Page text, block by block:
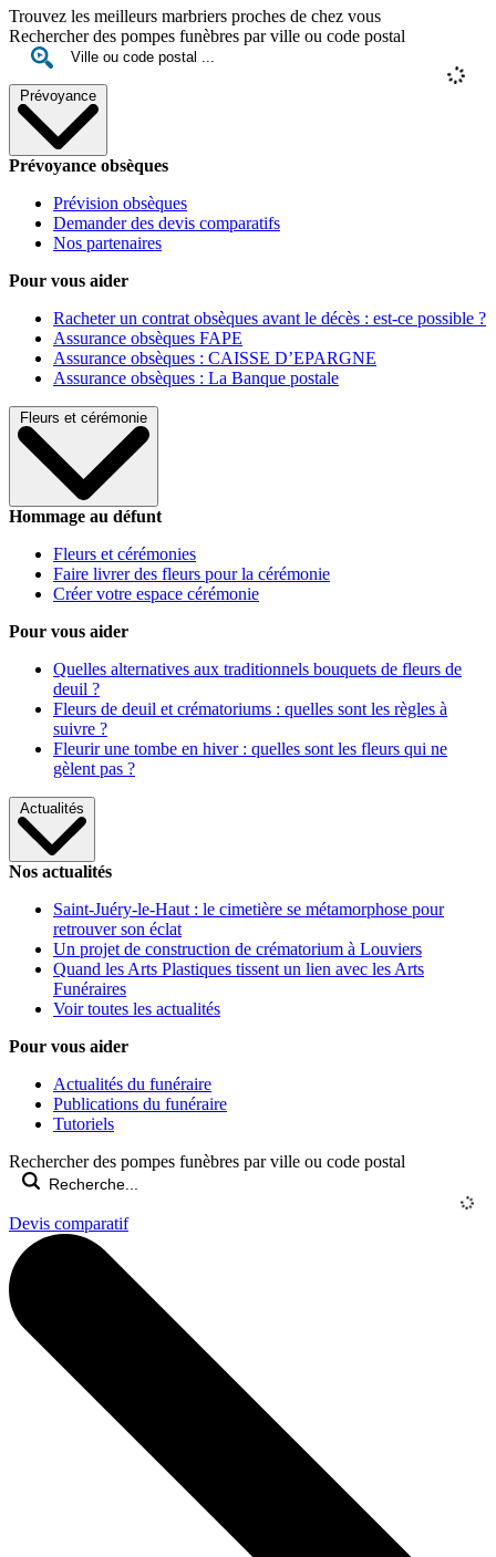
Trouvez les meilleurs marbriers proches de chez vous
Rechercher des pompes funèbres par ville ou code postal
Prévoyance
Prévoyance obsèques
Prévision obsèques
Demander des devis comparatifs
Nos partenaires
Pour vous aider
Racheter un contrat obsèques avant le décès : est-ce possible ?
Assurance obsèques FAPE
Assurance obsèques : CAISSE D’EPARGNE
Assurance obsèques : La Banque postale
Fleurs et cérémonie
Hommage au défunt
Fleurs et cérémonies
Faire livrer des fleurs pour la cérémonie
Créer votre espace cérémonie
Pour vous aider
Quelles alternatives aux traditionnels bouquets de fleurs de
deuil ?
Fleurs de deuil et crématoriums : quelles sont les règles à
suivre ?
Fleurir une tombe en hiver : quelles sont les fleurs qui ne
gèlent pas ?
Actualités
Nos actualités
Saint-Juéry-le-Haut : le cimetière se métamorphose pour
retrouver son éclat
Un projet de construction de crématorium à Louviers
Quand les Arts Plastiques tissent un lien avec les Arts
Funéraires
Voir toutes les actualités
Pour vous aider
Actualités du funéraire
Publications du funéraire
Tutoriels
Rechercher des pompes funèbres par ville ou code postal
Devis comparatif